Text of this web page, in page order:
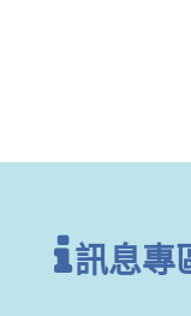
訊息專